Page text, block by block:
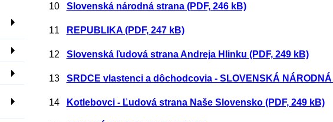
10 Slovenská národná strana (PDF, 246 kB)
11 REPUBLIKA (PDF, 247 kB)
12 Slovenská ľudová strana Andreja Hlinku (PDF, 249 kB)
13 SRDCE vlastenci a dôchodcovia - SLOVENSKÁ NÁRODNÁ
14 Kotlebovci - Ľudová strana Naše Slovensko (PDF, 249 kB)